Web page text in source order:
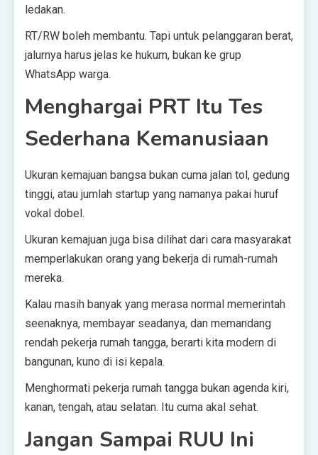
ledakan.
RT/RW boleh membantu. Tapi untuk pelanggaran berat,
jalurnya harus jelas ke hukum, bukan ke grup
WhatsApp warga.
Menghargai PRT Itu Tes
Sederhana Kemanusiaan
Ukuran kemajuan bangsa bukan cuma jalan tol, gedung
tinggi, atau jumlah startup yang namanya pakai huruf
vokal dobel.
Ukuran kemajuan juga bisa dilihat dari cara masyarakat
memperlakukan orang yang bekerja di rumah-rumah
mereka.
Kalau masih banyak yang merasa normal memerintah
seenaknya, membayar seadanya, dan memandang
rendah pekerja rumah tangga, berarti kita modern di
bangunan, kuno di isi kepala.
Menghormati pekerja rumah tangga bukan agenda kiri,
kanan, tengah, atau selatan. Itu cuma akal sehat.
Jangan Sampai RUU Ini